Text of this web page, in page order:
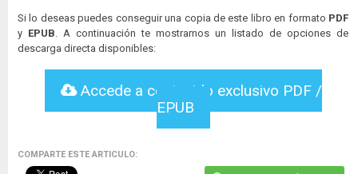
Si lo deseas puedes conseguir una copia de este libro en formato PDF
y EPUB . A continuación te mostramos un listado de opciones de
descarga directa disponibles:
Accede a contenido exclusivo PDF /
EPUB
COMPARTE ESTE ARTICULO: